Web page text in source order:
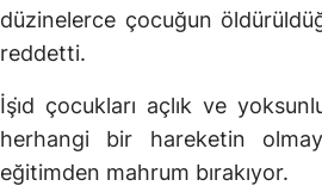
düzinelerce çocuğun
reddetti.
İşi̇d çocukları açlık ve
herhangi bir hareketin
eğitimden mahrum bırakıyor.